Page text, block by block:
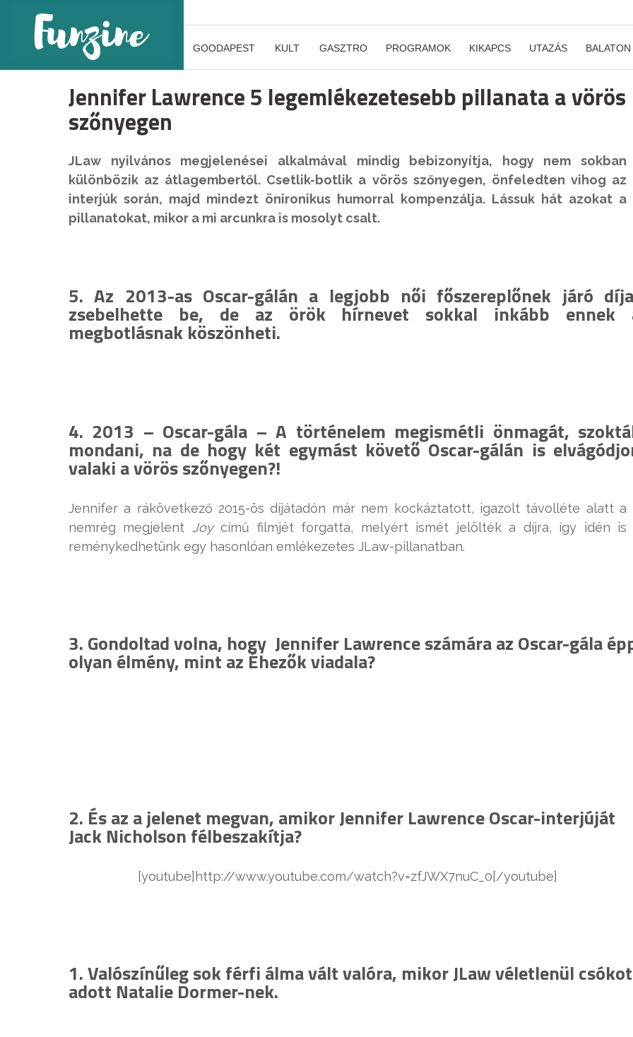
GOODAPEST KULT GASZTRO PROGRAMOK KIKAPCS UTAZÁS BALATON
Jennifer Lawrence 5 legemlékezetesebb pillanata a vörös
szőnyegen
JLaw nyilvános megjelenései alkalmával mindig bebizonyítja, hogy nem sokban
különbözik az átlagembertől. Csetlik-botlik a vörös szőnyegen, önfeledten vihog az
interjúk során, majd mindezt önironikus humorral kompenzálja. Lássuk hát azokat a
pillanatokat, mikor a mi arcunkra is mosolyt csalt.
5. Az 2013-as Oscar-gálán a legjobb női főszereplőnek járó
zsebelhette be, de az örök hírnevet sokkal inkább ennek
megbotlásnak köszönheti.
4. 2013 – Oscar-gála – A történelem megismétli önmagát,
mondani, na de hogy két egymást követő Oscar-gálán is
valaki a vörös szőnyegen?!
Jennifer a rákövetkező 2015-ös díjátadón már nem kockáztatott, igazolt távolléte alatt a
nemrég megjelent Joycímű filmjét forgatta, melyért ismét jelölték a díjra, így idén is
reménykedhetünk egy hasonlóan emlékezetes JLaw-pillanatban.
3. Gondoltad volna, hogy Jennifer Lawrence számára az Oscar-gála
olyan élmény, mint az Éhezők viadala?
2. És az a jelenet megvan, amikor Jennifer Lawrence Oscar-interjúját
Jack Nicholson félbeszakítja?
[youtube]http://www.youtube.com/watch?v=zfJWX7nuC_0[/youtube]
1. Valószínűleg sok férfi álma vált valóra, mikor JLaw véletlenül csókot
adott Natalie Dormer-nek.